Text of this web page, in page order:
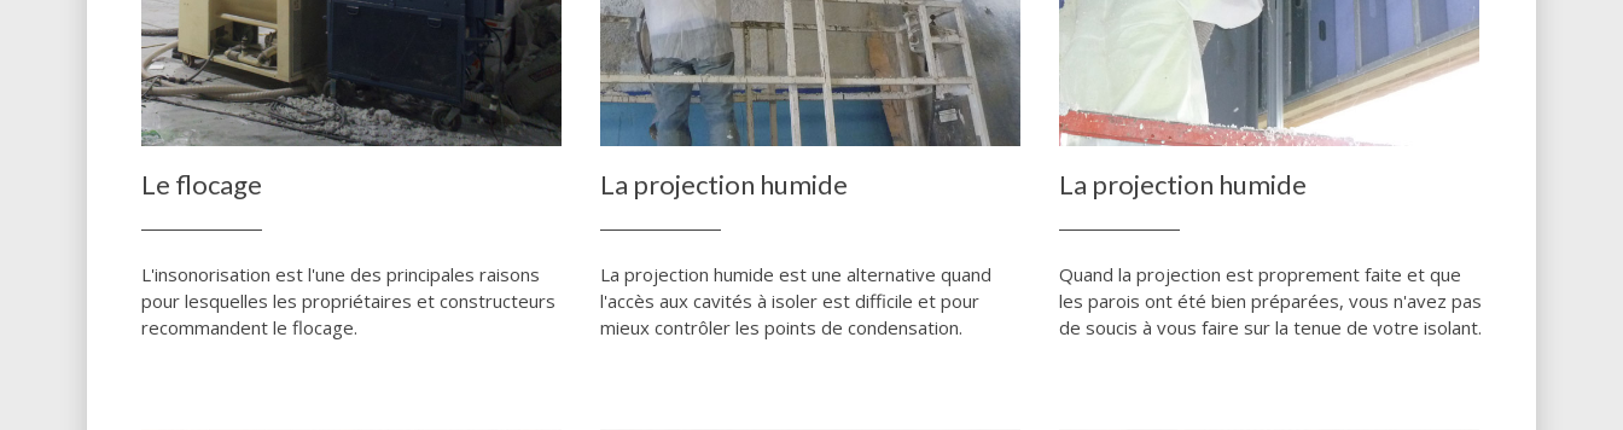
Le flocage
L'insonorisation est l'une des principales raisons
pour lesquelles les propriétaires et constructeurs
recommandent le flocage.
La projection humide
La projection humide est une alternative quand
l'accès aux cavités à isoler est difficile et pour
mieux contrôler les points de condensation.
La projection humide
Quand la projection est proprement faite et que
les parois ont été bien préparées, vous n'avez pas
de soucis à vous faire sur la tenue de votre isolant.